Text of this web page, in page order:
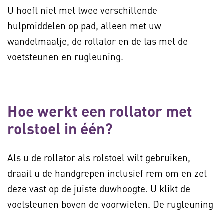
U hoeft niet met twee verschillende
hulpmiddelen op pad, alleen met uw
wandelmaatje, de rollator en de tas met de
voetsteunen en rugleuning.
Hoe werkt een rollator met
rolstoel in één?
Als u de rollator als rolstoel wilt gebruiken,
draait u de handgrepen inclusief rem om en zet
deze vast op de juiste duwhoogte. U klikt de
voetsteunen boven de voorwielen. De rugleuning